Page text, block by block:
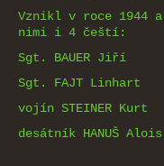
Vznikl v roce 1944
nimi i 4 čeští:
Sgt. BAUER Jiří
Sgt. FAJT Linhart
vojín STEINER
desátník HANUŠ